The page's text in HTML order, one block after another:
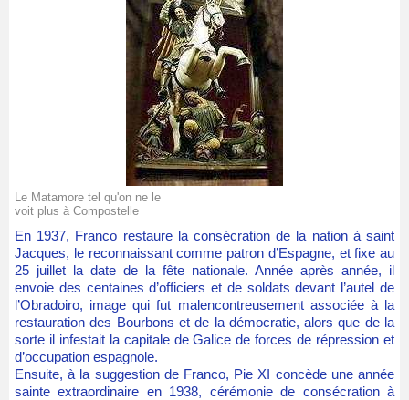
Le Matamore tel qu'on ne le
voit plus à Compostelle
En 1937, Franco restaure la consécration de la nation à saint
Jacques, le reconnaissant comme patron d’Espagne, et fixe au
25 juillet la date de la fête nationale. Année après année, il
envoie des centaines d’officiers et de soldats devant l’autel de
l’Obradoiro, image qui fut malencontreusement associée à la
restauration des Bourbons et de la démocratie, alors que de la
sorte il infestait la capitale de Galice de forces de répression et
d’occupation espagnole.
Ensuite, à la suggestion de Franco, Pie XI concède une année
sainte extraordinaire en 1938, cérémonie de consécration à